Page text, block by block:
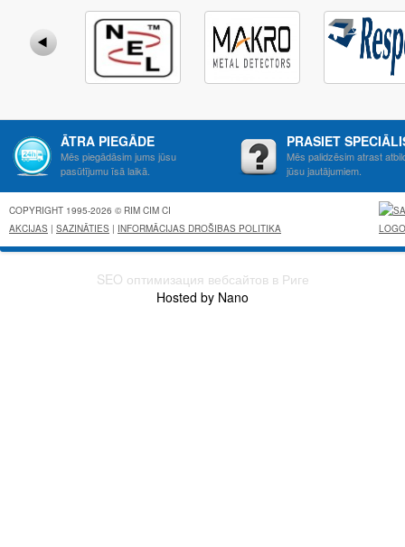
ĀTRA PIEGĀDE
Mēs piegādāsim jums jūsu
pasūtījumu īsā laikā.
PRASIET
Mēs palidzēsim atrast
jūsu jautājumiem.
COPYRIGHT 1995-2026 © RIM CIM CI
AKCIJAS | SAZINĀTIES | INFORMĀCIJAS DROŠIBAS POLITIKA
SEO оптимизация вебсайтов в Риге
Hosted by Nano